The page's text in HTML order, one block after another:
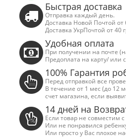
Быстрая доставка
Отправка каждый день.
Доставка Новой Почтой от
Доставка УкрПочтой от 40
Удобная оплата
При получении на почте
Предоплата на карту/ или
100% Гарантия
Перед отправкой все
В течение от 1 мес (до 12
счет магазина, если
14 дней на
Если товар не совместим
Или не понравился
Или просто у Вас плохое